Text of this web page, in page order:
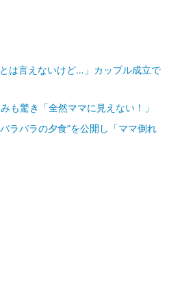
は言えないけど…」カップル成立で
も驚き「全然ママに見えない！」
ラバラの夕食”を公開し「ママ倒れ